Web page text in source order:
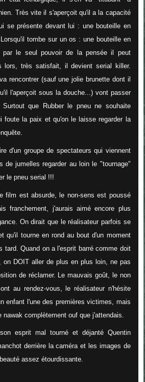
Très vite il s'aperçoit qu'il a la capacité
se présente devant lui : une bouteille en
tombe sur un os : une bouteille en
par le seul pouvoir de la pensée il peut
lors, très satisfait, il devient serial killer.
rencontrer (sauf une jolie brunette dont il
l'aperçoit sous la douche...) vont passer
que Rubber le pneu ne souhaite
foute la paix et qu'on le laisse regarder la
d'un groupe de spectateurs qui viennent
de jumelles regarder au loin le "tournage"
le pneu serial !!!
film est absurde, le non-sens est poussé
franchement, j'aurais aimé encore plus
On dirait que le réalisateur parfois se
qu'il tourne en rond au bout d'un moment
tard. Quand on a l'esprit barré comme doit
on DOIT aller de plus en plus loin, ne pas
de réclamer. Le mauvais goût, le non
au rendez-vous, le réalisateur n'hésite
enfant l'une des premières victimes, mais
nawak complètement ouf que j'attendais.
esprit mal tourné et déjanté Quentin
derrière la caméra et les images de
assez étourdissante.